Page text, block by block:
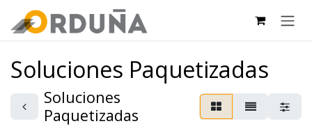
Soluciones Paquetizadas
Soluciones
Paquetizadas